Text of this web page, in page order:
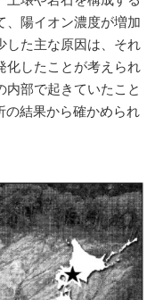
、陽イオン濃度が増加
した主な原因は、それ
化したことが考えられ
内部で起きていたこと
の結果から確かめられ